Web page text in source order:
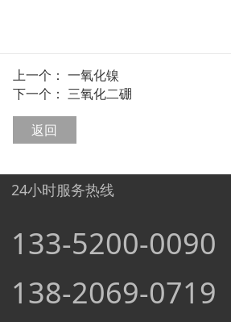
上一个： 一氧化镍
下一个： 三氧化二硼
返回
24小时服务热线
133-5200-0090
138-2069-0719